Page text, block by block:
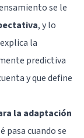
se le
, y lo
la
predictiva
y que define
la adaptación
pasa cuando se